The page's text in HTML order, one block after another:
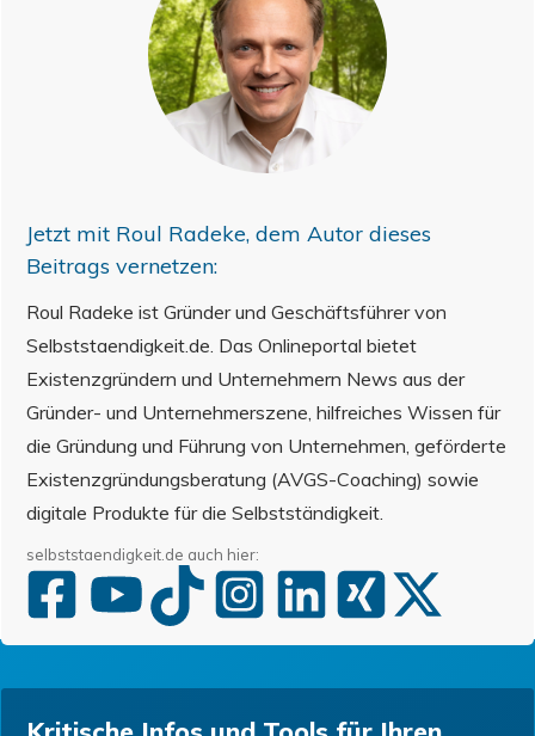
Jetzt mit Roul Radeke, dem Autor dieses
Beitrags vernetzen:
Roul Radeke ist Gründer und Geschäftsführer von
Selbststaendigkeit.de. Das Onlineportal bietet
Existenzgründern und Unternehmern News aus der
Gründer- und Unternehmerszene, hilfreiches Wissen für
die Gründung und Führung von Unternehmen, geförderte
Existenzgründungsberatung (AVGS-Coaching) sowie
digitale Produkte für die Selbstständigkeit.
selbststaendigkeit.de auch hier: